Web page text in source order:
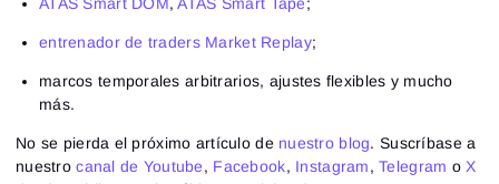
entrenador de traders Market Replay;
marcos temporales arbitrarios, ajustes flexibles y mucho
más.
No se pierda el próximo artículo de nuestro blog. Suscríbase a
nuestrocanal de Youtube, Facebook, Instagram,Telegram o X